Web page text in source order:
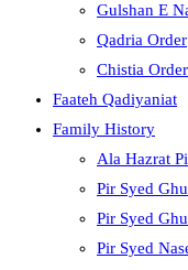
Gulshan E
Qadria Order
Chistia Order
Faateh Qadiyaniat
Family History
Ala Hazrat
Pir Syed
Pir Syed
Pir Syed